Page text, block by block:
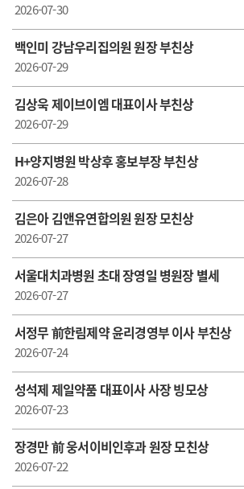
2026-07-30
백인미 강남우리집의원 원장 부친상
2026-07-29
김상욱 제이브이엠 대표이사 부친상
2026-07-29
H+ 양지병원 박상후 홍보부장 부친상
2026-07-28
김은아 김앤유연합의원 원장 모친상
2026-07-27
서울대치과병원 초대 장영일 병원장 별세
2026-07-27
서정무 前한림제약 윤리경영부 이사 부친상
2026-07-24
성석제 제일약품 대표이사 사장 빙모상
2026-07-23
장경만 前 웅서이비인후과 원장 모친상
2026-07-22